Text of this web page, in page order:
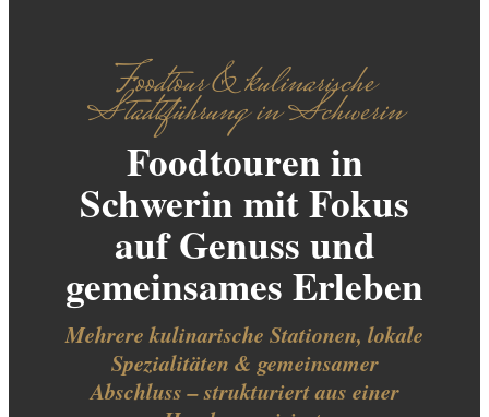
Foodtour & kulinarische
Stadtführung in Schwerin
Foodtouren in
Schwerin mit Fokus
auf Genuss und
gemeinsames Erleben
Mehrere kulinarische Stationen, lokale
Spezialitäten & gemeinsamer
Abschluss – strukturiert aus einer